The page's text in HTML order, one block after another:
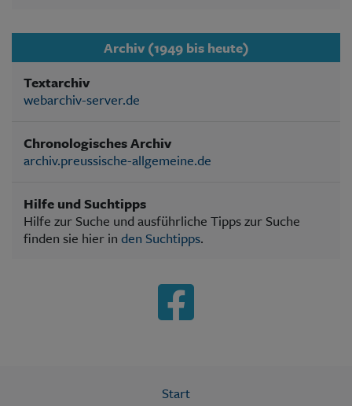
Archiv (1949 bis heute)
Textarchiv
webarchiv-server.de
Chronologisches Archiv
archiv.preussische-allgemeine.de
Hilfe und Suchtipps
Hilfe zur Suche und ausführliche Tipps zur Suche
finden sie hier in den Suchtipps.
Start